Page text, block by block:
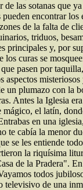
las sotanas que
encontrar los
de la falta de
triduos,
principales y, por
los curas se
pasen por
aspectos
un plumazo con la
Antes la Iglesia
el latín,
en una
te cabía la menor
se les entiende
la riquísima
de la Pradera".
todos
televisivo de una